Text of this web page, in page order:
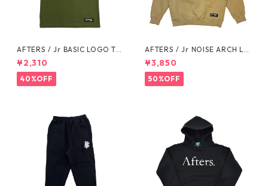
AFTERS / Jr BASIC LOGO TE
E
¥2,310
40%OFF
AFTERS / Jr NOISE ARCH LO
GO SWEAT
¥3,850
50%OFF